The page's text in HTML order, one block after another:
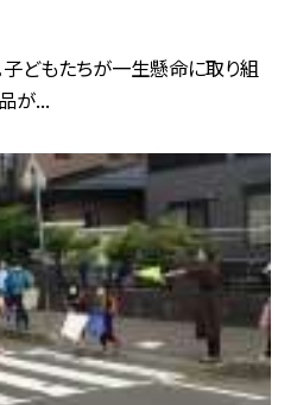
どもたちが一生懸命に取り組
が...